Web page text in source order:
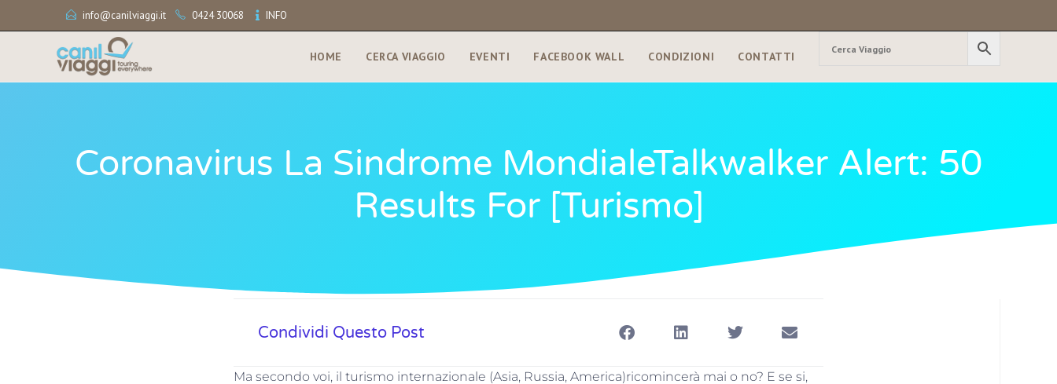
info@canilviaggi.it 0424 30068 INFO
HOME CERCA VIAGGIO EVENTI FACEBOOK WALL CONDIZIONI CONTATTI
Coronavirus La Sindrome MondialeTalkwalker Alert: 50
Results For [turismo]
Condividi Questo Post
Ma secondo voi, il turismo internazionale (Asia, Russia, America)ricomincerà mai o no? E se si,